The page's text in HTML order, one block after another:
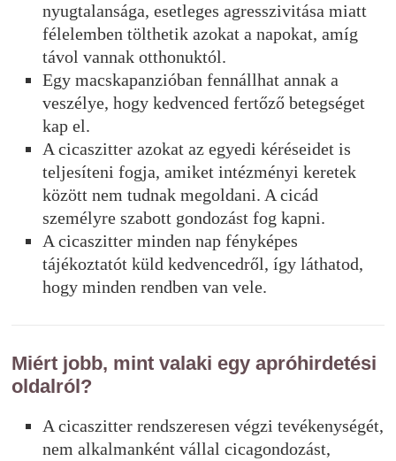
nyugtalansága, esetleges agresszivitása miatt
félelemben tölthetik azokat a napokat, amíg
távol vannak otthonuktól.
Egy macskapanzióban fennállhat annak a
veszélye, hogy kedvenced fertőző betegséget
kap el.
A cicaszitter azokat az egyedi kéréseidet is
teljesíteni fogja, amiket intézményi keretek
között nem tudnak megoldani. A cicád
személyre szabott gondozást fog kapni.
A cicaszitter minden nap fényképes
tájékoztatót küld kedvencedről, így láthatod,
hogy minden rendben van vele.
Miért jobb, mint valaki egy apróhirdetési
oldalról?
A cicaszitter rendszeresen végzi tevékenységét,
nem alkalmanként vállal cicagondozást,